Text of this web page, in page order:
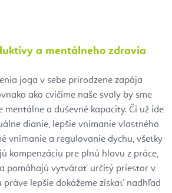
a mentálneho zdravia
joga v sebe prirodzene zapája
ako cvičíme naše svaly by sme
a duševné kapacity. Či už ide
dianie, lepšie vnímanie vlastného
vnímanie a regulovanie dychu, všetky
kompenzáciu pre plnú hlavu z práce,
pomáhajú vytvárať určitý priestor v
práve lepšie dokážeme získať nadhľad